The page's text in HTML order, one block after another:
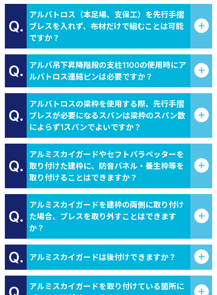
Q.
アルバトロス（本足場、支保工）を先行手摺
ブレスを入れず、布材だけで組むことは可能
ですか？
Q.
アルバ吊下昇降階段の支柱1100の使用時にア
ルバトロス連結ピンは必要ですか？
Q.
アルバトロスの梁枠を使用する際、先行手摺
ブレスが必要になるスパンは梁枠のスパン数
によらず1スパンでよいですか？
Q.
アルミスカイガードやセフトパラペッターを
取り付けた建枠に、防音パネル・養生枠等を
取り付けることはできますか？
Q.
アルミスカイガードを建枠の両側に取り付け
た場合、ブレスを取り外すことはできます
か？
Q. アルミスカイガードは後付けできますか？
アルミスカイガードを取り付けている箇所に